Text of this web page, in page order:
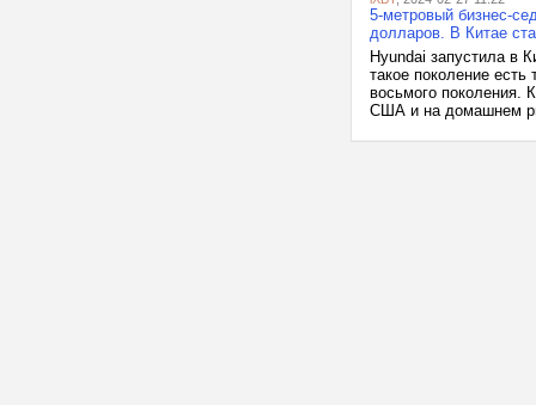
5-метровый бизнес-
долларов. В Китае
Hyundai запустила в
такое поколение
восьмого поколения.
США и на домашнем